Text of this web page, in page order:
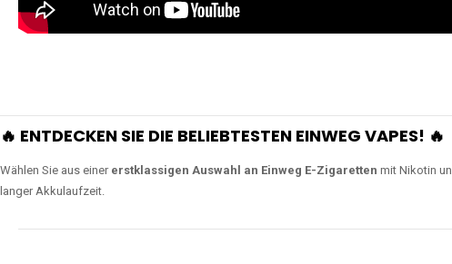
🔥 ENTDECKEN SIE DIE BELIEBTESTEN EINWEG VAPES! 🔥
Wählen Sie aus einer erstklassigen Auswahl an Einweg E-Zigaretten mit Nikotin
langer Akkulaufzeit.